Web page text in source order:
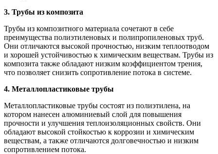
3. Трубы из композита
Трубы из композитного материала сочетают в себе
преимущества полиэтиленовых и полипропиленовых труб.
Они отличаются высокой прочностью, низким теплоотводом
и хорошей устойчивостью к химическим веществам. Трубы из
композита также обладают низким коэффициентом трения,
что позволяет снизить сопротивление потока в системе.
4. Металлопластиковые трубы
Металлопластиковые трубы состоят из полиэтилена, на
котором нанесен алюминиевый слой для повышения
прочности и улучшения теплоизоляционных свойств. Они
обладают высокой стойкостью к коррозии и химическим
веществам, а также отличаются долговечностью и низким
сопротивлением потока.